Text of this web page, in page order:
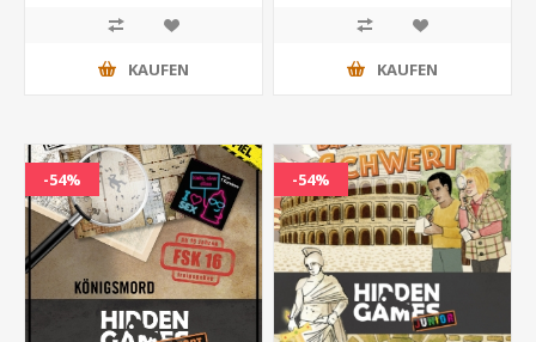
KAUFEN KAUFEN
-54% -54%